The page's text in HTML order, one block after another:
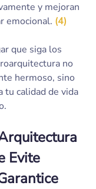
y mejoran
emocional. (4)
que siga los
no
hermoso, sino
tu calidad de vida
Evite